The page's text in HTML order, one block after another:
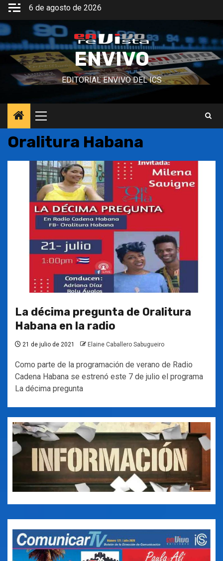
Saltar
contenido
6 de agosto de 2026
ENVIVO
EDITORIAL ENVIVO DEL ICS
Menú
principal
Oralitura Habana
La décima pregunta de Oralitura
Habana en la radio
21 de julio de 2021 Elaine Caballero Sabugueiro
Como parte de la programación de verano de Radio
Cadena Habana se estrenó este 7 de julio el programa
La décima pregunta